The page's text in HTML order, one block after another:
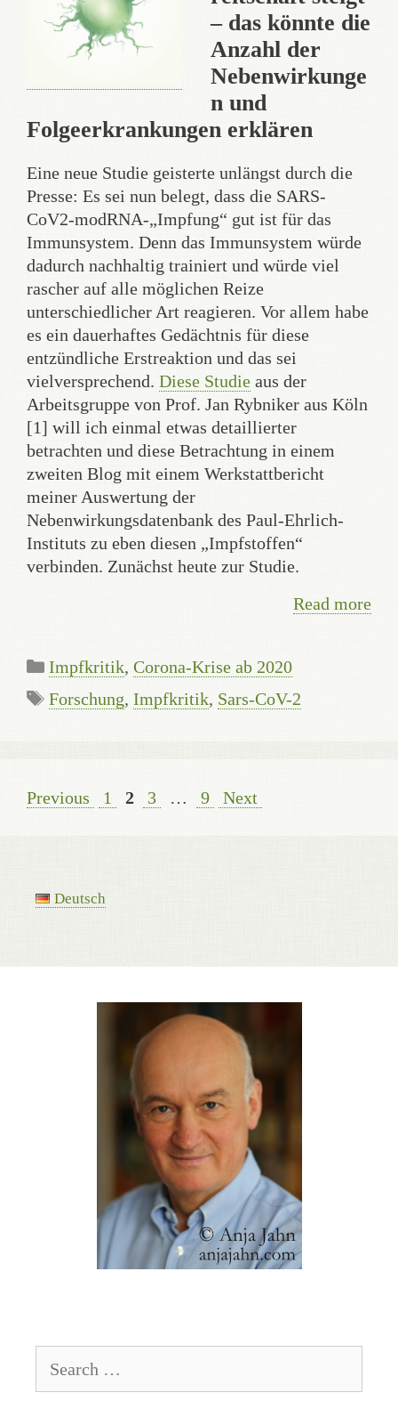
– das könnte die
Anzahl der
Nebenwirkunge
n und
Folgeerkrankungen erklären
Eine neue Studie geisterte unlängst durch die
Presse: Es sei nun belegt, dass die SARS-
CoV2-modRNA-„Impfung“ gut ist für das
Immunsystem. Denn das Immunsystem würde
dadurch nachhaltig trainiert und würde viel
rascher auf alle möglichen Reize
unterschiedlicher Art reagieren. Vor allem habe
es ein dauerhaftes Gedächtnis für diese
entzündliche Erstreaktion und das sei
vielversprechend. Diese Studie aus der
Arbeitsgruppe von Prof. Jan Rybniker aus Köln
[1] will ich einmal etwas detaillierter
betrachten und diese Betrachtung in einem
zweiten Blog mit einem Werkstattbericht
meiner Auswertung der
Nebenwirkungsdatenbank des Paul-Ehrlich-
Instituts zu eben diesen „Impfstoffen“
verbinden. Zunächst heute zur Studie.
Read more
Categories
Impfkritik, Corona-Krise ab 2020
Tags
Forschung, Impfkritik, Sars-CoV-2
Previous Page
1 Page
2 Page
3 … Page
9 Next
Deutsch
for: